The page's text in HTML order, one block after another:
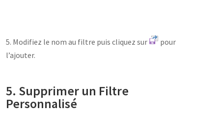
5. Modifiez le nom au filtre puis cliquez sur
pour
l’ajouter.
5. Supprimer un Filtre
Personnalisé